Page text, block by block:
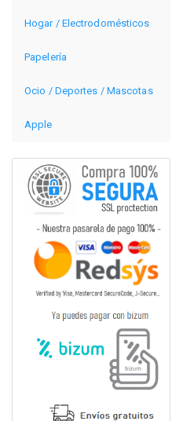
Hogar / Electrodomésticos
Papelería
Ocio / Deportes / Mascotas
Apple